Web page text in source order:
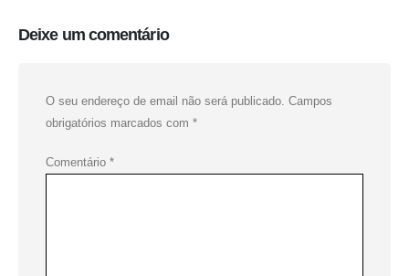
Deixe um comentário
O seu endereço de email não será publicado. Campos
obrigatórios marcados com *
Comentário *